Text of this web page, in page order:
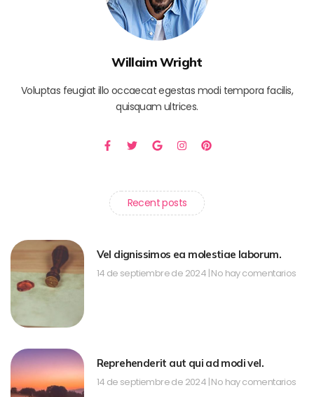
Willaim Wright
Voluptas feugiat illo occaecat egestas modi tempora facilis,
quisquam ultrices.
Recent posts
Vel dignissimos ea molestiae laborum.
14 de septiembre de 2024 No hay comentarios
Reprehenderit aut qui ad modi vel.
14 de septiembre de 2024 No hay comentarios